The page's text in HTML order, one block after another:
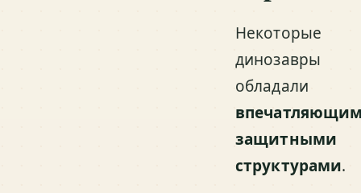
Некоторые
динозавры
обладали
защитными
структурами.